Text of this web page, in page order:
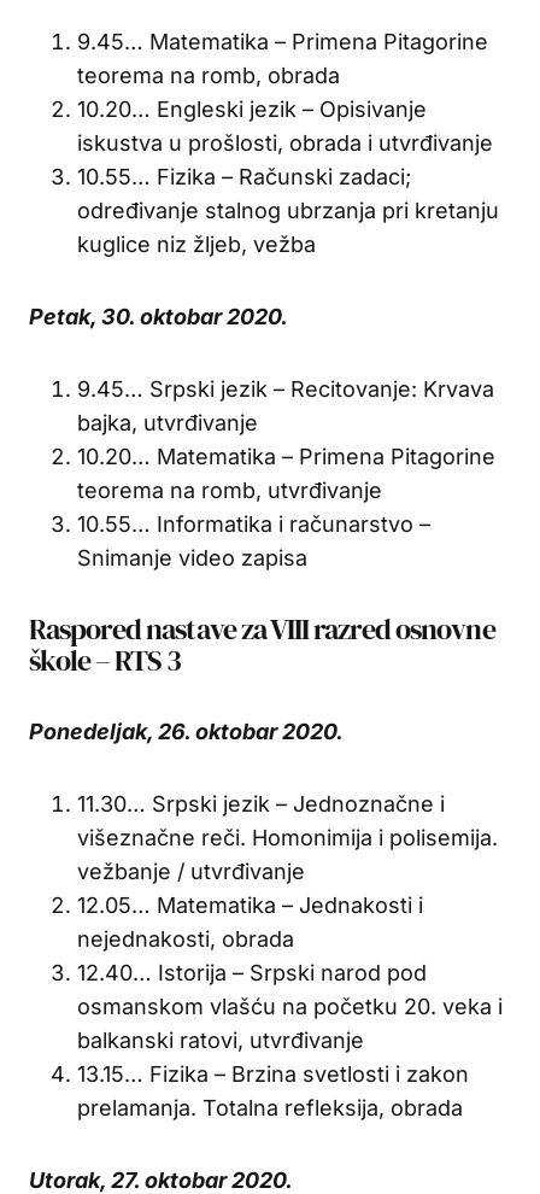
9.45… Matematika – Primena Pitagorine
teorema na romb, obrada
10.20… Engleski jezik – Opisivanje
iskustva u prošlosti, obrada i utvrđivanje
10.55… Fizika – Računski zadaci;
određivanje stalnog ubrzanja pri kretanju
kuglice niz žljeb, vežba
Petak, 30. oktobar 2020.
9.45… Srpski jezik – Recitovanje: Krvava
bajka, utvrđivanje
10.20… Matematika – Primena Pitagorine
teorema na romb, utvrđivanje
10.55… Informatika i računarstvo –
Snimanje video zapisa
Raspored nastave za VIII razred osnovne
škole – RTS 3
Ponedeljak, 26. oktobar 2020.
11.30… Srpski jezik – Jednoznačne i
višeznačne reči. Homonimija i polisemija.
vežbanje / utvrđivanje
12.05… Matematika – Jednakosti i
nejednakosti, obrada
12.40… Istorija – Srpski narod pod
osmanskom vlašću na početku 20. veka i
balkanski ratovi, utvrđivanje
13.15… Fizika – Brzina svetlosti i zakon
prelamanja. Totalna refleksija, obrada
Utorak, 27. oktobar 2020.